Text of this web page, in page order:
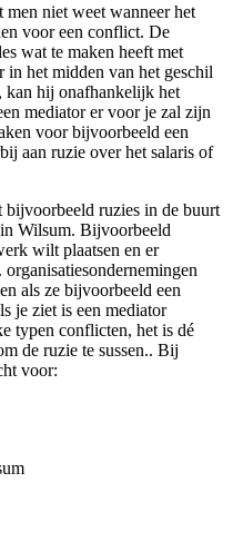
niet weet wanneer het
voor een conflict. De
wat te maken heeft met
het midden van het geschil
kan hij onafhankelijk het
mediator er voor je zal zijn
voor bijvoorbeeld een
aan ruzie over het salaris of
bijvoorbeeld ruzies in de buurt
Wilsum. Bijvoorbeeld
wilt plaatsen en er
als ze bijvoorbeeld een
je ziet is een mediator
typen conflicten, het is dé
de ruzie te sussen.. Bij
voor: